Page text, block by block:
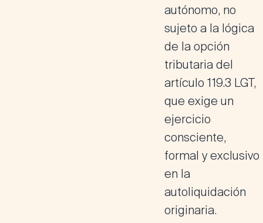
autónomo, no
sujeto a la lógica
de la opción
tributaria del
artículo 119.3 LGT,
que exige un
ejercicio
consciente,
formal y exclusivo
en la
autoliquidación
originaria.